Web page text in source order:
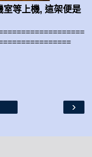
室等上機, 這架便是
›